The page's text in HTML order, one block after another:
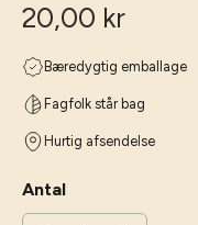
20,00 kr
Bæredygtig emballage
Fagfolk står bag
Hurtig afsendelse
Antal